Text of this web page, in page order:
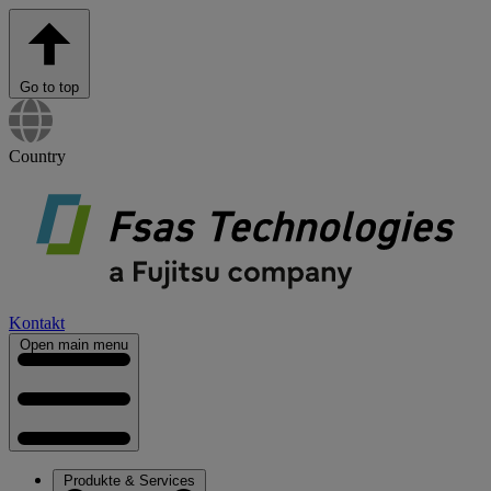
Go to top
Country
Kontakt
Open main menu
Produkte & Services